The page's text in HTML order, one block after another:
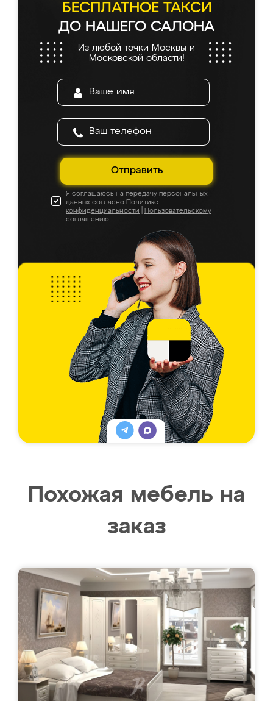
БЕСПЛАТНОЕ ТАКСИ
ДО НАШЕГО САЛОНА
Из любой точки Москвы и
Московской области!
Отправить
Я соглашаюсь на передачу персональных
данных согласно Политике
конфиденциальности
Пользовательскому
соглашению
Похожая мебель на
заказ